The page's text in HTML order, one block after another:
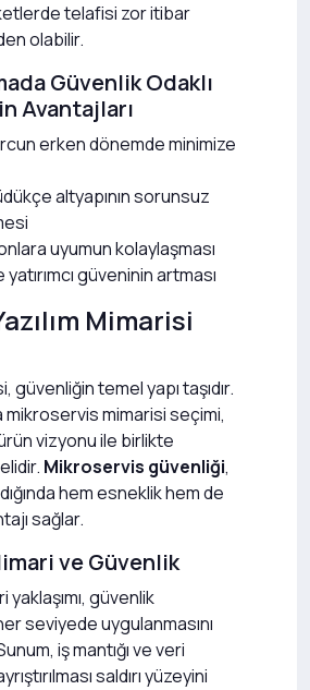
telafisi zor itibar
olabilir.
Güvenlik Odaklı
Avantajları
erken dönemde minimize
altyapının sorunsuz
uyumun kolaylaşması
güveninin artması
Mimarisi
güvenliğin temel yapı taşıdır.
mikroservis mimarisi seçimi,
vizyonu ile birlikte
Mikroservis güvenliği,
hem esneklik hem de
sağlar.
ve Güvenlik
yaklaşımı, güvenlik
seviyede uygulanmasını
iş mantığı ve veri
saldırı yüzeyini